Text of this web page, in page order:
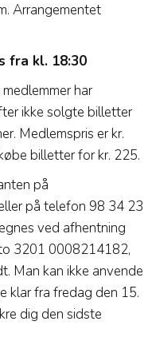
Arrangementet
fra kl. 18:30
har
ikke solgte billetter
Medlemspris er kr.
billetter for kr. 225.
på
på telefon 98 34 23
ved afhentning
3201 0008214182,
Man kan ikke anvende
klar fra fredag den 15.
dig den sidste